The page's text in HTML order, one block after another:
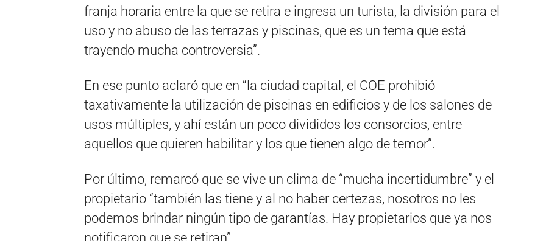
franja horaria entre la que se retira e ingresa un turista, la división para el
uso y no abuso de las terrazas y piscinas, que es un tema que está
trayendo mucha controversia”.
En ese punto aclaró que en “la ciudad capital, el COE prohibió
taxativamente la utilización de piscinas en edificios y de los salones de
usos múltiples, y ahí están un poco divididos los consorcios, entre
aquellos que quieren habilitar y los que tienen algo de temor”.
Por último, remarcó que se vive un clima de “mucha incertidumbre” y el
propietario “también las tiene y al no haber certezas, nosotros no les
podemos brindar ningún tipo de garantías. Hay propietarios que ya nos
notificaron que se retiran”.